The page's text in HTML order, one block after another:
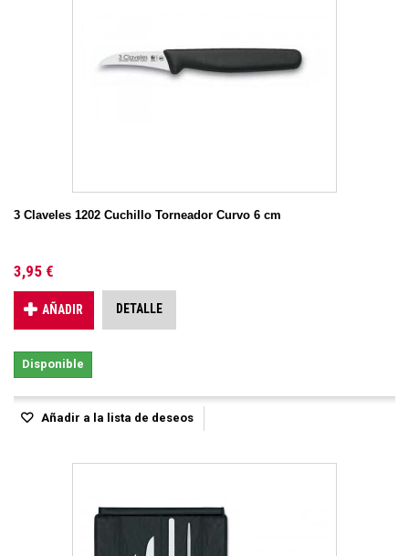
3 Claveles 1202 Cuchillo Torneador Curvo 6 cm
3,95 €
AÑADIR DETALLE
Disponible
Añadir a la lista de deseos